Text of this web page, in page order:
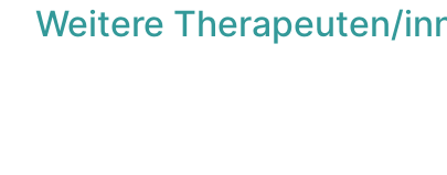
Weitere Therapeuten/